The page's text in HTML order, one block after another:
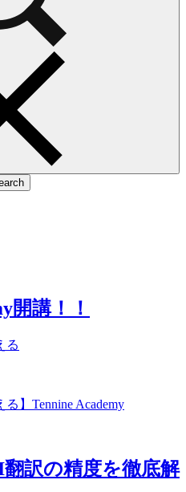
開講！！
る
】Tennine Academy
翻訳の精度を徹底解